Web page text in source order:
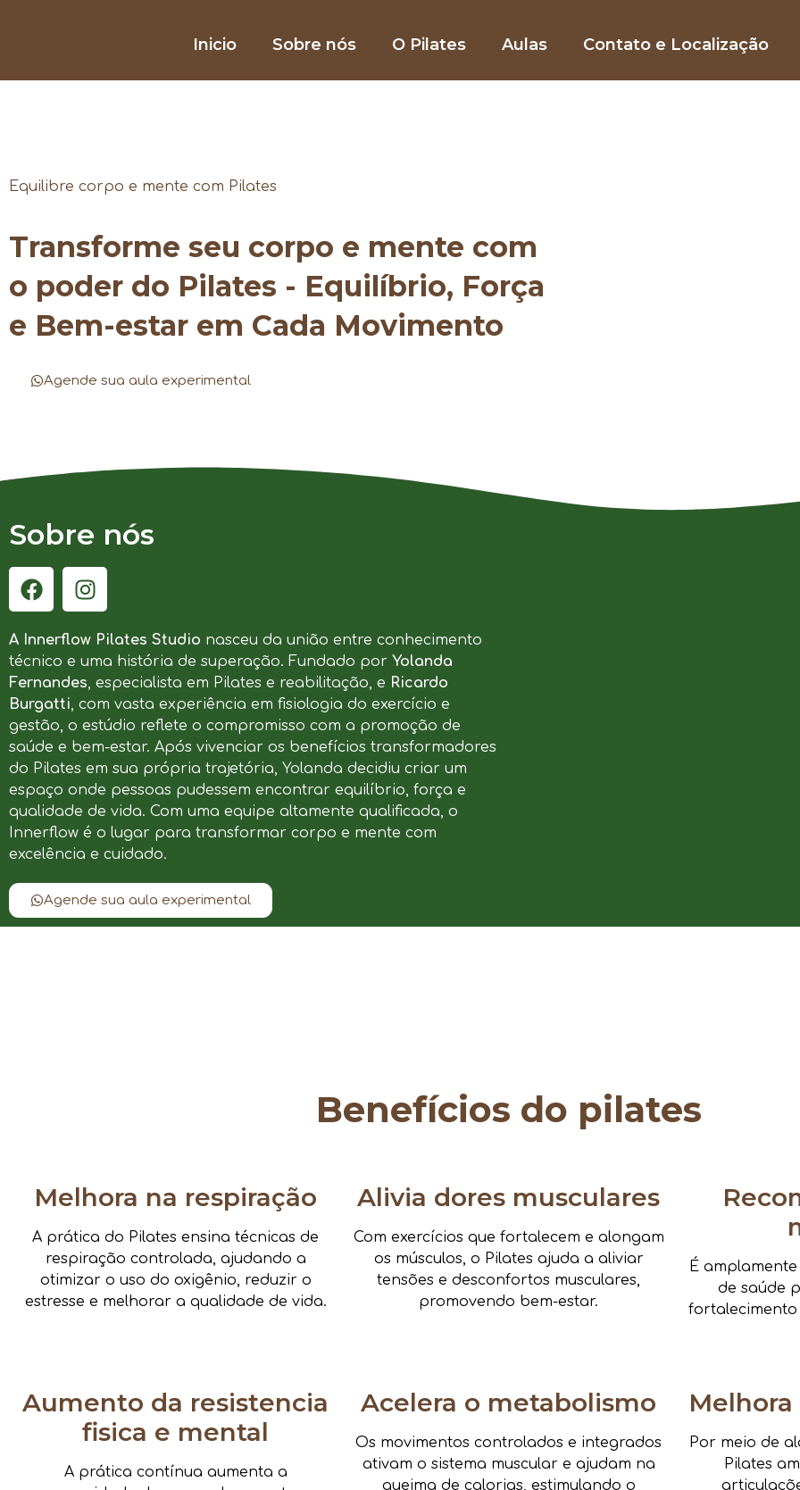
Inicio Sobre nós O Pilates Aulas Contato e Localização
Equilibre corpo e mente com Pilates
Transforme seu corpo e mente com
o poder do Pilates - Equilíbrio, Força
e Bem-estar em Cada Movimento
Agende sua aula experimental
Sobre nós
A Innerflow Pilates Studio nasceu da união entre conhecimento
técnico e uma história de superação. Fundado por Yolanda
Fernandes, especialista em Pilates e reabilitação, e Ricardo
Burgatti, com vasta experiência em fisiologia do exercício e
gestão, o estúdio reflete o compromisso com a promoção de
saúde e bem-estar. Após vivenciar os benefícios transformadores
do Pilates em sua própria trajetória, Yolanda decidiu criar um
espaço onde pessoas pudessem encontrar equilíbrio, força e
qualidade de vida. Com uma equipe altamente qualificada, o
Innerflow é o lugar para transformar corpo e mente com
excelência e cuidado.
Agende sua aula experimental
Benefícios do pilates
Melhora na respiração
A prática do Pilates ensina técnicas de
respiração controlada, ajudando a
otimizar o uso do oxigênio, reduzir o
estresse e melhorar a qualidade de vida.
Alivia dores musculares
Com exercícios que fortalecem e alongam
os músculos, o Pilates ajuda a aliviar
tensões e desconfortos musculares,
promovendo bem-estar.
É
de saúde
fortalecimento
Aumento da resistencia
fisica e mental
A prática contínua aumenta a
Acelera o metabolismo
Os movimentos controlados e integrados
ativam o sistema muscular e ajudam na
queima de calorias, estimulando o
Por meio de
Pilates